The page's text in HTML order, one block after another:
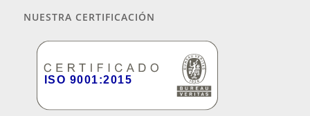
NUESTRA CERTIFICACIÓN